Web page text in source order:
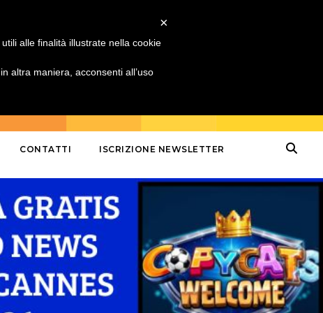
CONTATTI ISCRIZIONE NEWSLETTER
×
alle finalità illustrate nella cookie
altra maniera, acconsenti all’uso